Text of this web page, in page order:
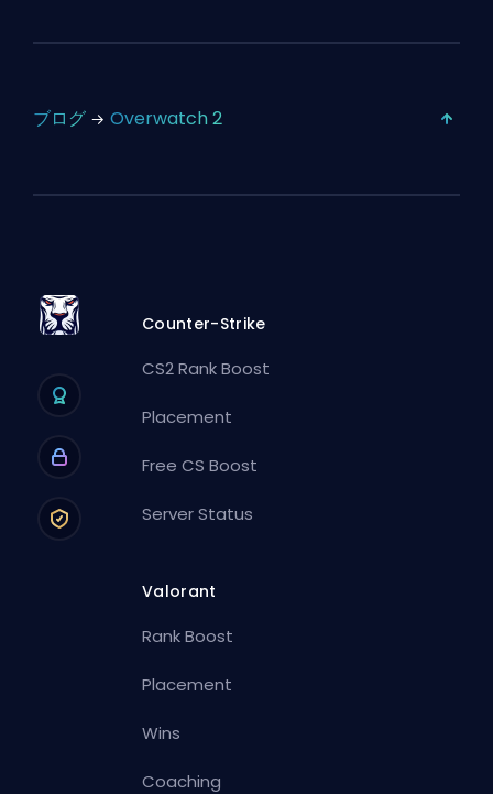
ブログ Overwatch 2
Counter-Strike
CS2 Rank Boost
Placement
Free CS Boost
Server Status
Valorant
Rank Boost
Placement
Wins
Coaching